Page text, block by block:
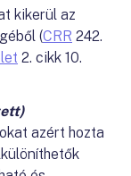
kikerül az
(CRR 242.
2. cikk 10.
azért hozta